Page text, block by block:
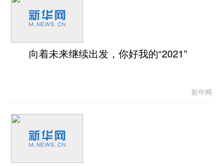
向着未来继续出发，你好我的“2021”
新华网